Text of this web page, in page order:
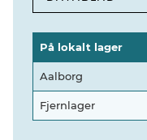
På lokalt lager
Aalborg
Fjernlager